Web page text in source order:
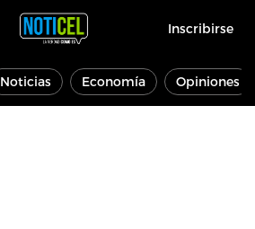
Inscribirse
Noticias Economía Opiniones